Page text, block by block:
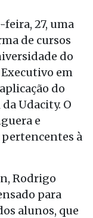
27, uma
de cursos
do
Executivo em
do
Udacity. O
e
à
Rodrigo
para
alunos, que